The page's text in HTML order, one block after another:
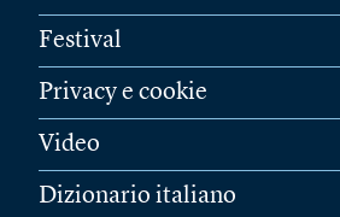
Festival
Privacy e cookie
Video
Dizionario italiano